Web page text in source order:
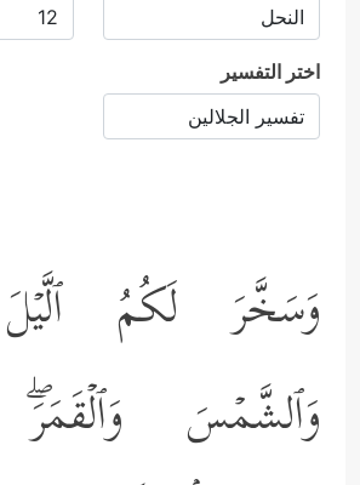
اختر التفسير
وَسَخَّرَ لَكُمُ ٱلَّیۡلَ
وَٱلشَّمۡسَ وَٱلۡقَمَرَۖ